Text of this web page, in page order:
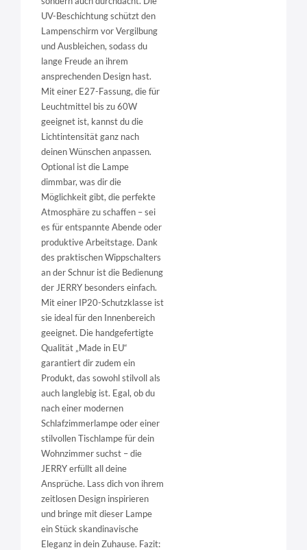
UV-Beschichtung schützt den
Lampenschirm vor Vergilbung
und Ausbleichen, sodass du
lange Freude an ihrem
ansprechenden Design hast.
Mit einer E27-Fassung, die für
Leuchtmittel bis zu 60W
geeignet ist, kannst du die
Lichtintensität ganz nach
deinen Wünschen anpassen.
Optional ist die Lampe
dimmbar, was dir die
Möglichkeit gibt, die perfekte
Atmosphäre zu schaffen – sei
es für entspannte Abende oder
produktive Arbeitstage. Dank
des praktischen Wippschalters
an der Schnur ist die Bedienung
der JERRY besonders einfach.
Mit einer IP20-Schutzklasse ist
sie ideal für den Innenbereich
geeignet. Die handgefertigte
Qualität „Made in EU“
garantiert dir zudem ein
Produkt, das sowohl stilvoll als
auch langlebig ist. Egal, ob du
nach einer modernen
Schlafzimmerlampe oder einer
stilvollen Tischlampe für dein
Wohnzimmer suchst – die
JERRY erfüllt all deine
Ansprüche. Lass dich von ihrem
zeitlosen Design inspirieren
und bringe mit dieser Lampe
ein Stück skandinavische
Eleganz in dein Zuhause. Fazit: